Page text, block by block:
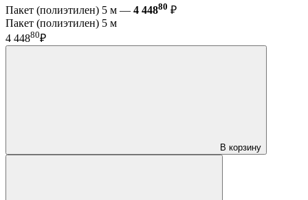
Пакет (полиэтилен) 5 м — 4 44880 ₽
Пакет (полиэтилен) 5 м
4 44880₽
В корзину